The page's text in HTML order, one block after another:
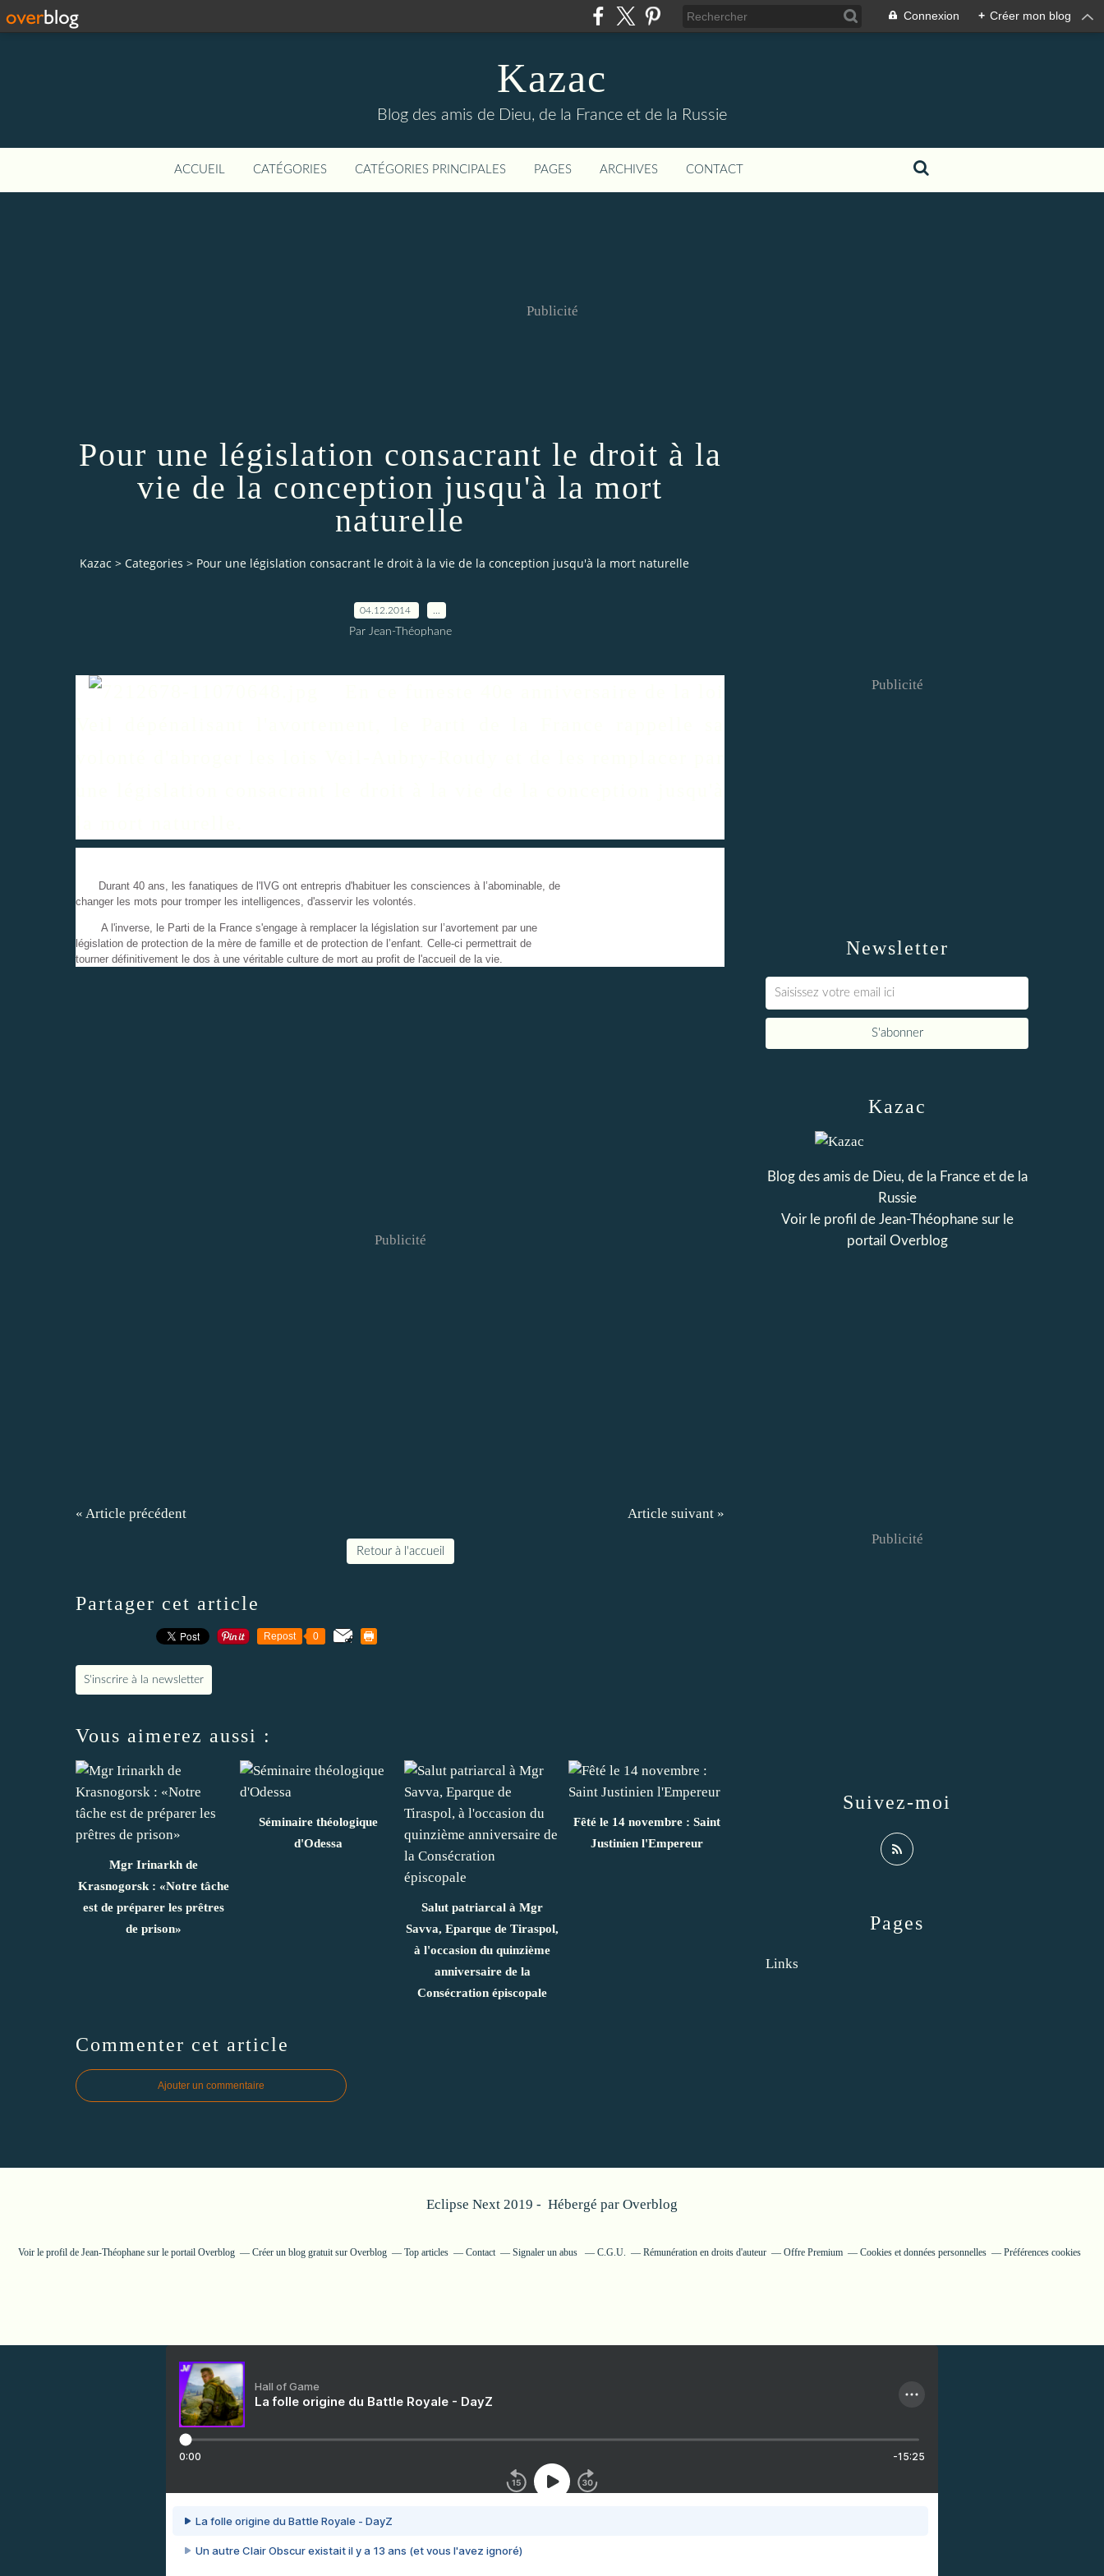
Connexion + Créer mon blog
Kazac
Blog des amis de Dieu, de la France et de la Russie
ACCUEIL CATÉGORIES CATÉGORIES PRINCIPALES PAGES ARCHIVES CONTACT
Publicité
Pour une législation consacrant le droit à la
vie de la conception jusqu'à la mort
naturelle
Kazac > Categories > Pour une législation consacrant le droit à la vie de la conception jusqu'à la mort naturelle
04.12.2014
Par Jean-Théophane
Durant 40 ans, les fanatiques de l'IVG ont entrepris d'habituer les consciences à l’abominable, de
changer les mots pour tromper les intelligences, d'asservir les volontés.
A l'inverse, le Parti de la France s'engage à remplacer la législation sur l’avortement par une
législation de protection de la mère de famille et de protection de l’enfant Celle-ci permettrait de
tourner définitivement le dos à une véritable culture de mort au profit de l'accueil de la vie.
Publicité
« Article précédent Article suivant »
Retour à l'accueil
Partager cet article
Repost 0
S'inscrire à la newsletter
Vous aimerez aussi :
Mgr Irinarkh de
Krasnogorsk : «Notre tâche
est de préparer les prêtres
de prison»
Séminaire théologique
d'Odessa
Salut patriarcal à Mgr
Savva, Eparque de Tiraspol,
à l'occasion du quinzième
anniversaire de la
Consécration épiscopale
Fêté le 14 novembre : Saint
Justinien l'Empereur
Commenter cet article
Ajouter un commentaire
Newsletter
Publicité
Pages
Links
Kazac
Blog des amis de Dieu, de la France et de la
Russie
Voir le profil de Jean-Théophanesur le
portail Overblog
Suivez-moi
Publicité
Eclipse Next 2019 - Hébergé par Overblog
Voir le profil de Jean-Théophane sur le portail Overblog Créer un blog gratuit sur Overblog Top articles Contact Signaler un abus C.G.U. Rémunération en droits d'auteur Offre Premium Cookies et données personnelles Préférences cookies
Hall of Game
La folle origine du Battle Royale - DayZ
0:00 -15:25
La folle origine du Battle Royale - DayZ
Un autre Clair Obscur existait il y a 13 ans (et vous l'avez ignoré)